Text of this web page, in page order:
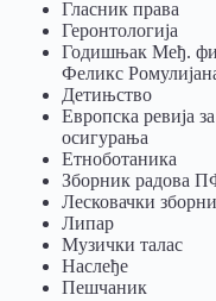
Гласник права
Геронтологија
Годишњак Међ.
Феликс
Детињство
Европска ревија
осигурања
Eтноботаника
Зборник радова
Лесковачки
Липар
Музички талас
Наслеђе
Пешчаник